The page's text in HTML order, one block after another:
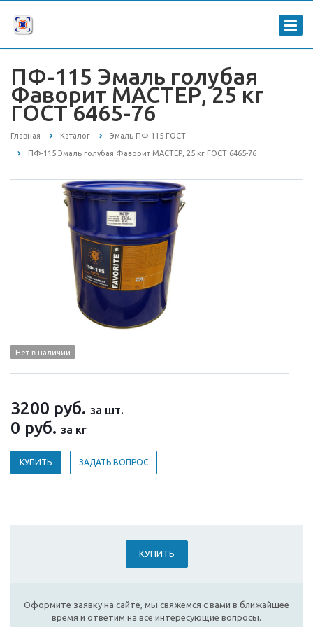
ПФ-115 Эмаль голубая
Фаворит МАСТЕР, 25 кг
ГОСТ 6465-76
Главная Каталог Эмаль ПФ-115 ГОСТ
ПФ-115 Эмаль голубая Фаворит МАСТЕР, 25 кг ГОСТ 6465-76
Нет в наличии
3200 руб. за шт.
0 руб. за кг
КУПИТЬ ЗАДАТЬ ВОПРОС
КУПИТЬ
Оформите заявку на сайте, мы свяжемся с вами в ближайшее
время и ответим на все интересующие вопросы.